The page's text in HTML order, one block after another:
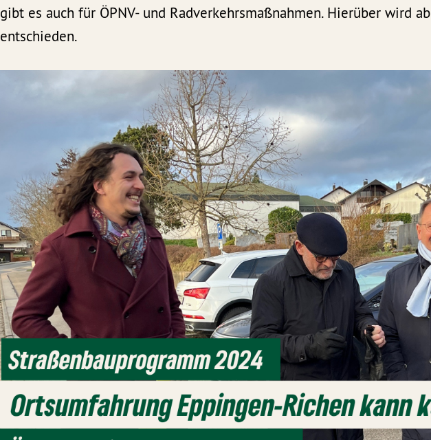
gibt es auch für ÖPNV- und Radverkehrsmaßnahmen. Hierüber wird
entschieden.